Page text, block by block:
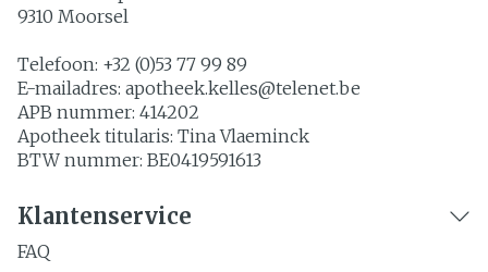
9310 Moorsel
Telefoon: +32 (0)53 77 99 89
E-mailadres: apotheek.kelles@telenet.be
APB nummer: 414202
Apotheek titularis: Tina Vlaeminck
BTW nummer: BE0419591613
Klantenservice
FAQ